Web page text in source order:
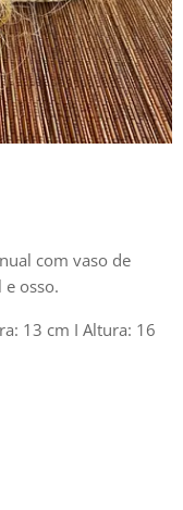
com vaso de
osso.
13 cm I Altura: 16